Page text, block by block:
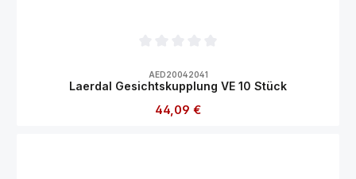
AED20042041
Laerdal Gesichtskupplung VE 10 Stück
Regulärer Preis:
44,09 €